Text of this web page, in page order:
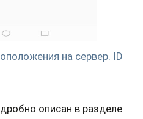
на сервер. ID
описан в разделе